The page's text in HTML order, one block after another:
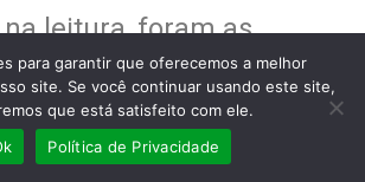
leitura, foram as
que o Alex falava
sobre política.
para garantir que oferecemos a melhor
site. Se você continuar usando este site,
que está satisfeito com ele.
Política de Privacidade